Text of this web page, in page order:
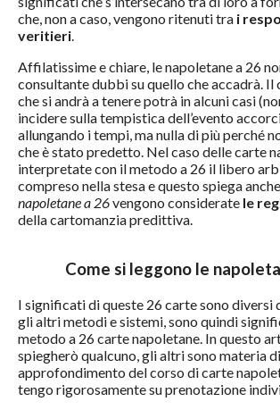
che, non a caso, vengono ritenuti tra i
veritieri.
Affilatissime e chiare, le napoletane a 26
consultante dubbi su quello che accadrà.
che si andrà a tenere potrà in alcuni casi
incidere sulla tempistica dell’evento
allungando i tempi, ma nulla di più perché
che è stato predetto. Nel caso delle carte
interpretate con il metodo a 26 il libero
compreso nella stesa e questo spiega
napoletane a 26vengono considerate le
della cartomanzia predittiva.
Come si leggono le
I significati di queste 26 carte sono diversi
gli altri metodi e sistemi, sono quindi
metodo a 26 carte napoletane. In questo
spiegherò qualcuno, gli altri sono materia di
approfondimento del corso di carte
tengo rigorosamente su prenotazione